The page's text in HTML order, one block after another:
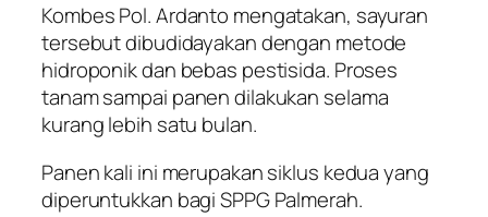
Kombes Pol. Ardanto mengatakan, sayuran
tersebut dibudidayakan dengan metode
hidroponik dan bebas pestisida. Proses
tanam sampai panen dilakukan selama
kurang lebih satu bulan.
Panen kali ini merupakan siklus kedua yang
diperuntukkan bagi SPPG Palmerah.